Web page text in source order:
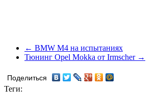
← BMW M4 на испытаниях
Тюнинг Opel Mokka от Irmscher →
Поделиться
Теги: